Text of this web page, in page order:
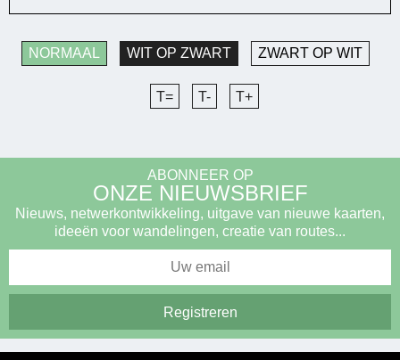
NORMAAL WIT OP ZWART ZWART OP WIT
T= T- T+
ABONNEER OP
ONZE NIEUWSBRIEF
Nieuws, netwerkontwikkeling, uitgave van nieuwe kaarten,
ideeën voor wandelingen, creatie van routes...